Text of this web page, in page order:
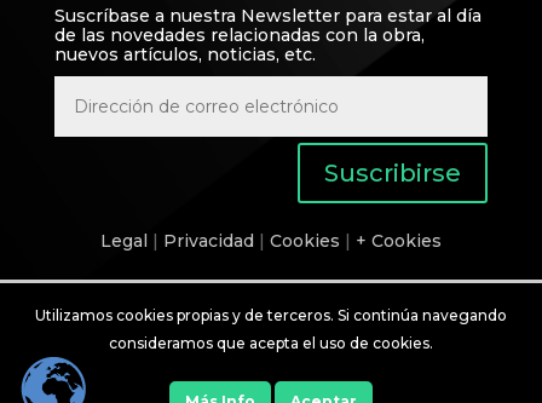
Suscríbase a nuestra Newsletter para estar al día
de las novedades relacionadas con la obra,
nuevos artículos, noticias, etc.
Suscribirse
Legal | Privacidad| Cookies | + Cookies
© 2020 Juan Amador Álvarez Vázquez
Utilizamos cookies propias y de terceros. Si continúa navegando
consideramos que acepta el uso de cookies.